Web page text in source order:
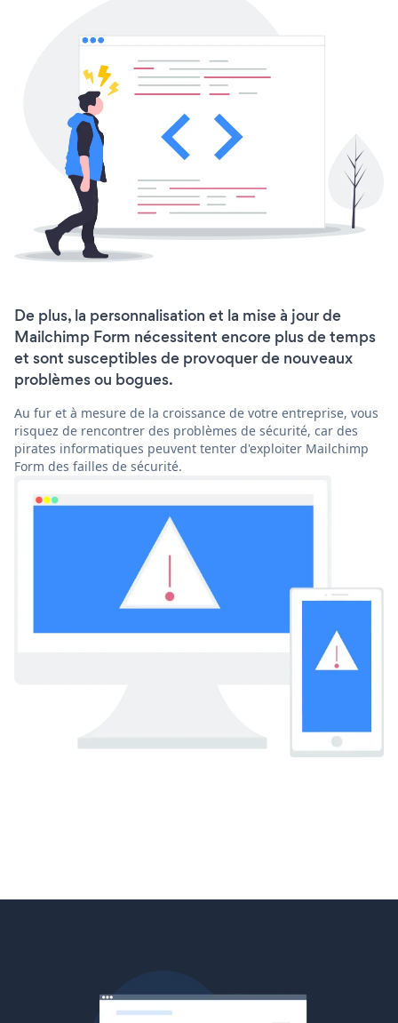
De plus, la personnalisation et la mise à jour de
Mailchimp Form nécessitent encore plus de temps
et sont susceptibles de provoquer de nouveaux
problèmes ou bogues.
Au fur et à mesure de la croissance de votre entreprise, vous
risquez de rencontrer des problèmes de sécurité, car des
pirates informatiques peuvent tenter d'exploiter Mailchimp
Form des failles de sécurité.